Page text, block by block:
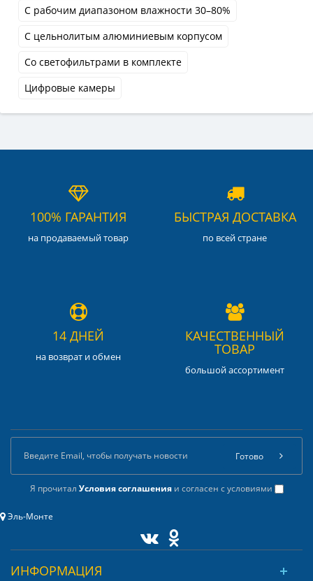
С рабочим диапазоном влажности 30–80%
С цельнолитым алюминиевым корпусом
Со светофильтрами в комплекте
Цифровые камеры
100% ГАРАНТИЯ
на продаваемый товар
БЫСТРАЯ ДОСТАВКА
по всей стране
14 ДНЕЙ
на возврат и обмен
КАЧЕСТВЕННЫЙ
ТОВАР
большой ассортимент
Я прочитал Условия соглашенияи согласен с условиями
Готово
Эль-Монте
ИНФОРМАЦИЯ